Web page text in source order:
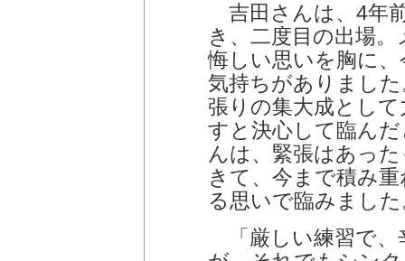
吉田さんは、4年
き、二度目の出場
悔しい思いを胸に
気持ちがありまし
張りの集大成とし
すと決心して臨ん
んは、緊張はあっ
きて、今まで積み
る思いで臨みまし
「厳しい練習で、